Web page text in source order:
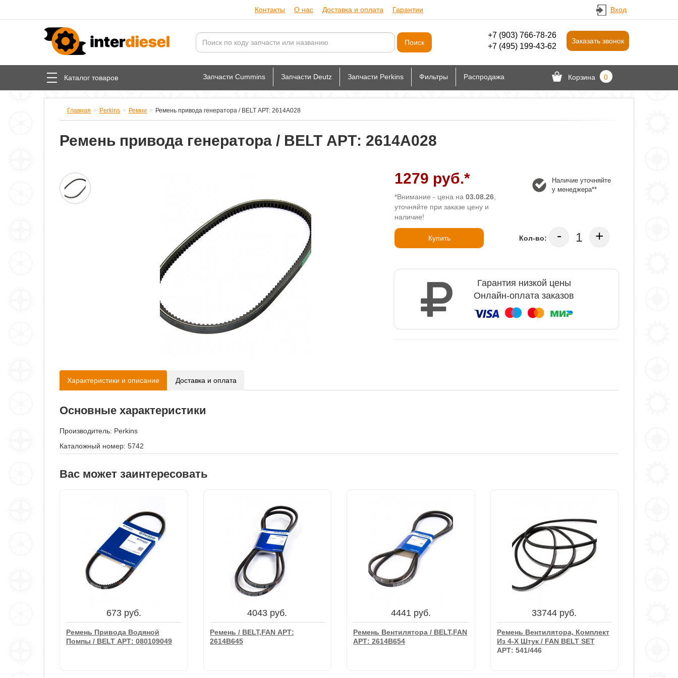
Контакты О нас Доставка и оплата Гарантии Вход
+7 (903) 766‑78-26
+7 (495) 199-43-62
Заказать звонок
Каталог товаров Запчасти Cummins Запчасти Deutz Запчасти Perkins Фильтры Распродажа Корзина 0
Главная Perkins Ремни Ремень привода генератора / BELT АРТ: 2614A028
Ремень привода генератора / BELT АРТ: 2614A028
1279 руб.*
*Внимание - цена на 03.08.26,
уточняйте при заказе цену и
наличие!
Наличие уточняйте
у менеджера**
Купить Кол-во: - +
Гарантия низкой цены
Онлайн-оплата заказов
Характеристики и описание Доставка и оплата
Основные характеристики
Производитель: Perkins
Каталожный номер: 5742
Вас может заинтересовать
673 руб.
Ремень Привода Водяной
Помпы / BELT АРТ: 080109049
4043 руб.
Ремень / BELT,FAN АРТ:
2614B645
4441 руб.
Ремень Вентилятора / BELT,FAN
АРТ: 2614B654
33744 руб.
Ремень Вентилятора, Комплект
Из 4-Х Штук / FAN BELT SET
АРТ: 541/446